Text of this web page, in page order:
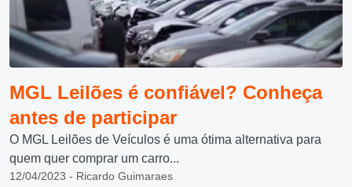
MGL Leilões é confiável? Conheça
antes de participar
O MGL Leilões de Veículos é uma ótima alternativa para
quem quer comprar um carro...
12/04/2023 - Ricardo Guimaraes